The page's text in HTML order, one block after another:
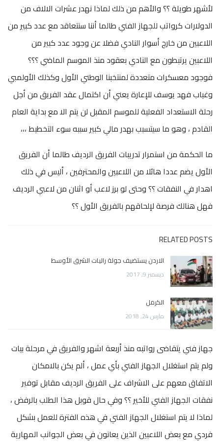
لأشهر طويلة ؟؟ والأهم من ذلك لماذا نهدر عشرات الالاف من
الدولارات كرواتب للجهاز الفني طالما أننا سنتعاقد مع عدد كبير من
اللاعبين من خارج أسوار النادي فضلا عن وجود عدد كبير من
اللاعبين يرتبطون مع النادي بعقود منذ الموسم الماضي ؟؟؟
فوجود معسكرات متعددة لمنتخبنا الوطني الأول وكذلك الأولمبي
وغياب فهد يوسف للإعارة يعني أن اكتمال عقد الفريق من أجل
رحلة الاستعداد الفعلية للموسم المقبل لن يتم الا مع بداية العام
القادم ، وهو ما سيتسبب بهدر مالي كبير سببه سوء التخطيط ،،،
ما الحكمة من استمرار تدريبات الفريق الرديف طالما أن الفريق
الأول يضم عددا هائلا من اللاعبين والمحترفين ، أليس في ذلك
اهدار في النفقات ؟؟ وحتى لو برز لاعب أو اثنان من لاعبي الرديف
فهل هنالك فرصة لإلحاقهم بالفريق الأول ؟؟
RELATED POSTS
الاردن يستضيف جولة راليات الشرق الأوسط
ديسمبر 9, 2017
الكرمل
مارس 24, 2018
جهاز فني يتقاضى رواتبه منذ أربعة اشهر والفريق في مرحلة بيات
ولم يتم استغلال الجهاز الفني بأي عمل ، ألم يكن بالامكان
الاتفاق معهم على الاشراف على الفريق الرديف مقابل توفير
نفقات الجهاز الفني للأخير ؟؟ وفي حال قوبل هذا الطلب بالرفض ،
لماذا لا يتم استغلال الجهاز الفني في هذه الفترة للعمل بشكل
فردي مع بعض اللاعبين الذين يعانون في بعض الجوانب المهارية